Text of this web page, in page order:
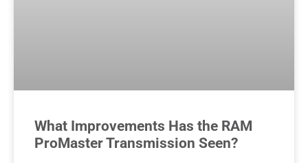
What Improvements Has the RAM
ProMaster Transmission Seen?